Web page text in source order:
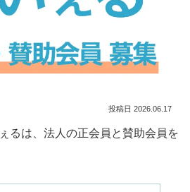
2026.06.17
るは、法人の正会員と賛助会員を